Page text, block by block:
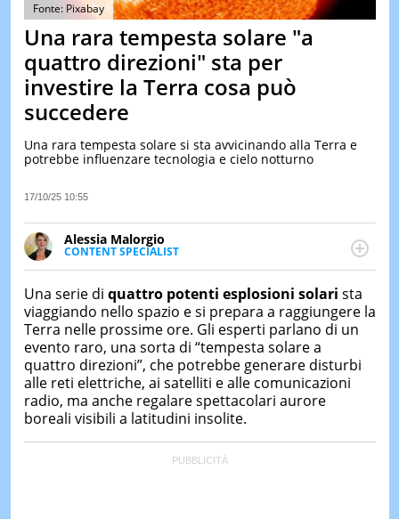
TEST
DI
Fonte: Pixabay
Una rara tempesta solare "a
quattro direzioni" sta per
investire la Terra cosa può
succedere
Una rara tempesta solare si sta avvicinando alla Terra e
potrebbe influenzare tecnologia e cielo notturno
17/10/25 10:55
Alessia Malorgio
CONTENT SPECIALIST
Ha conseguito un Master in Marketing Management
occupa della creazione di contenuti in ottica SEO e
dello sviluppo di strategie marketing attraverso
canali digitali.
Una serie di quattro potenti esplosioni solari sta
viaggiando nello spazio e si prepara a raggiungere la
Terra nelle prossime ore. Gli esperti parlano di un
evento raro, una sorta di “tempesta solare a
quattro direzioni”, che potrebbe generare disturbi
alle reti elettriche, ai satelliti e alle comunicazioni
radio, ma anche regalare spettacolari aurore
boreali visibili a latitudini insolite.